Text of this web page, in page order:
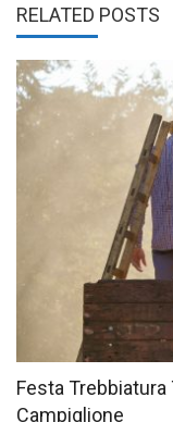
RELATED POSTS
Festa
Campiglione